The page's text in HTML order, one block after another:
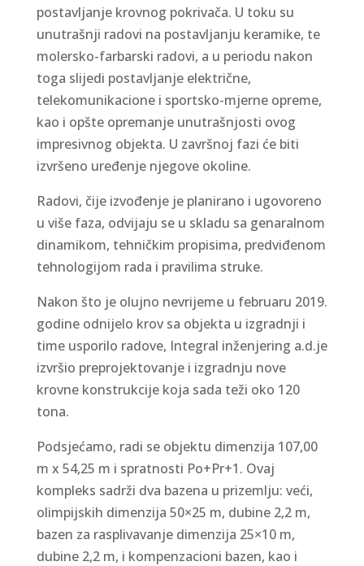
postavljanje krovnog pokrivača. U toku su
unutrašnji radovi na postavljanju keramike, te
molersko-farbarski radovi, a u periodu nakon
toga slijedi postavljanje električne,
telekomunikacione i sportsko-mjerne opreme,
kao i opšte opremanje unutrašnjosti ovog
impresivnog objekta. U završnoj fazi će biti
izvršeno uređenje njegove okoline.
Radovi, čije izvođenje je planirano i ugovoreno
u više faza, odvijaju se u skladu sa genaralnom
dinamikom, tehničkim propisima, predviđenom
tehnologijom rada i pravilima struke.
Nakon što je olujno nevrijeme u februaru 2019.
godine odnijelo krov sa objekta u izgradnji i
time usporilo radove, Integral inženjering a.d.je
izvršio preprojektovanje i izgradnju nove
krovne konstrukcije koja sada teži oko 120
tona.
Podsjećamo, radi se objektu dimenzija 107,00
m x 54,25 m i spratnosti Po+Pr+1. Ovaj
kompleks sadrži dva bazena u prizemlju: veći,
olimpijskih dimenzija 50×25 m, dubine 2,2 m,
bazen za rasplivavanje dimenzija 25×10 m,
dubine 2,2 m, i kompenzacioni bazen, kao i